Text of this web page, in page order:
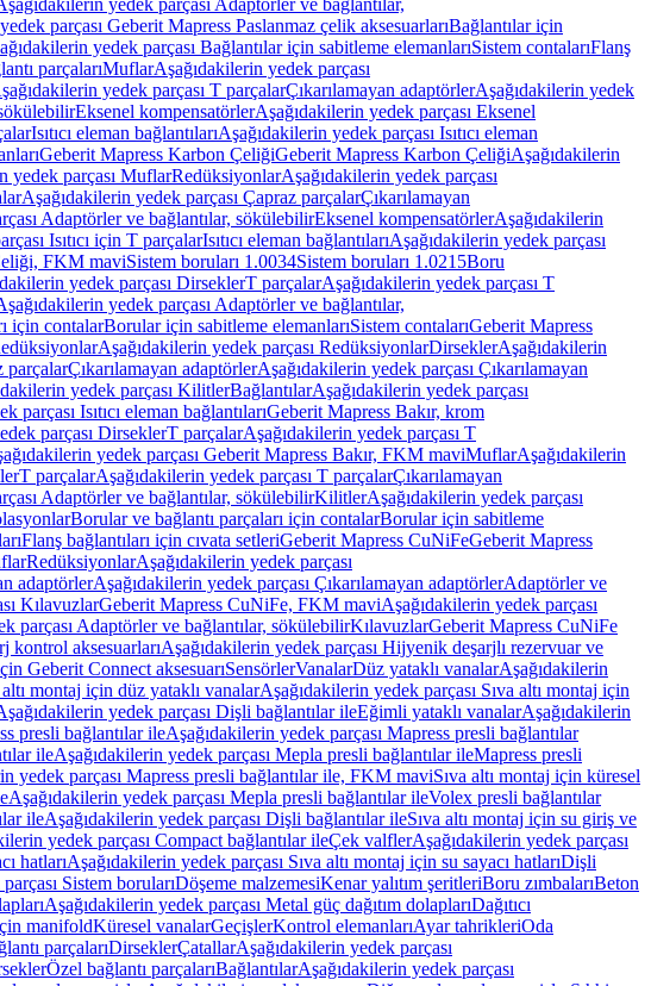
yedek parçası Adaptörler ve bağlantılar,
parçası Geberit Mapress Paslanmaz çelik aksesuarlarıBağlantılar için
yedek parçası Bağlantılar için sabitleme elemanlarıSistem contalarıFlanş
parçalarıMuflarAşağıdakilerin yedek parçası
yedek parçası T parçalarÇıkarılamayan adaptörlerAşağıdakilerin yedek
Eksenel kompensatörlerAşağıdakilerin yedek parçası Eksenel
Isıtıcı eleman bağlantılarıAşağıdakilerin yedek parçası Isıtıcı eleman
Geberit Mapress Karbon ÇeliğiGeberit Mapress Karbon ÇeliğiAşağıdakilerin
yedek parçası MuflarRedüksiyonlarAşağıdakilerin yedek parçası
Aşağıdakilerin yedek parçası Çapraz parçalarÇıkarılamayan
Adaptörler ve bağlantılar, sökülebilirEksenel kompensatörlerAşağıdakilerin
Isıtıcı için T parçalarIsıtıcı eleman bağlantılarıAşağıdakilerin yedek parçası
FKM maviSistem boruları 1.0034Sistem boruları 1.0215Boru
yedek parçası DirseklerT parçalarAşağıdakilerin yedek parçası T
yedek parçası Adaptörler ve bağlantılar,
için contalarBorular için sabitleme elemanlarıSistem contalarıGeberit Mapress
Aşağıdakilerin yedek parçası RedüksiyonlarDirseklerAşağıdakilerin
parçalarÇıkarılamayan adaptörlerAşağıdakilerin yedek parçası Çıkarılamayan
yedek parçası KilitlerBağlantılarAşağıdakilerin yedek parçası
parçası Isıtıcı eleman bağlantılarıGeberit Mapress Bakır, krom
parçası DirseklerT parçalarAşağıdakilerin yedek parçası T
yedek parçası Geberit Mapress Bakır, FKM maviMuflarAşağıdakilerin
T parçalarAşağıdakilerin yedek parçası T parçalarÇıkarılamayan
Adaptörler ve bağlantılar, sökülebilirKilitlerAşağıdakilerin yedek parçası
Borular ve bağlantı parçaları için contalarBorular için sabitleme
Flanş bağlantıları için cıvata setleriGeberit Mapress CuNiFeGeberit Mapress
RedüksiyonlarAşağıdakilerin yedek parçası
adaptörlerAşağıdakilerin yedek parçası Çıkarılamayan adaptörlerAdaptörler ve
KılavuzlarGeberit Mapress CuNiFe, FKM maviAşağıdakilerin yedek parçası
parçası Adaptörler ve bağlantılar, sökülebilirKılavuzlarGeberit Mapress CuNiFe
kontrol aksesuarlarıAşağıdakilerin yedek parçası Hijyenik deşarjlı rezervuar ve
Geberit Connect aksesuarıSensörlerVanalarDüz yataklı vanalarAşağıdakilerin
altı montaj için düz yataklı vanalarAşağıdakilerin yedek parçası Sıva altı montaj için
yedek parçası Dişli bağlantılar ileEğimli yataklı vanalarAşağıdakilerin
presli bağlantılar ileAşağıdakilerin yedek parçası Mapress presli bağlantılar
ileAşağıdakilerin yedek parçası Mepla presli bağlantılar ileMapress presli
yedek parçası Mapress presli bağlantılar ile, FKM maviSıva altı montaj için küresel
Aşağıdakilerin yedek parçası Mepla presli bağlantılar ileVolex presli bağlantılar
ileAşağıdakilerin yedek parçası Dişli bağlantılar ileSıva altı montaj için su giriş ve
yedek parçası Compact bağlantılar ileÇek valflerAşağıdakilerin yedek parçası
hatlarıAşağıdakilerin yedek parçası Sıva altı montaj için su sayacı hatlarıDişli
Sistem borularıDöşeme malzemesiKenar yalıtım şeritleriBoru zımbalarıBeton
Aşağıdakilerin yedek parçası Metal güç dağıtım dolaplarıDağıtıcı
manifoldKüresel vanalarGeçişlerKontrol elemanlarıAyar tahrikleriOda
parçalarıDirseklerÇatallarAşağıdakilerin yedek parçası
Özel bağlantı parçalarıBağlantılarAşağıdakilerin yedek parçası